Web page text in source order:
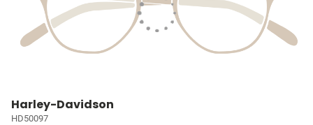
Harley-Davidson
HD50097